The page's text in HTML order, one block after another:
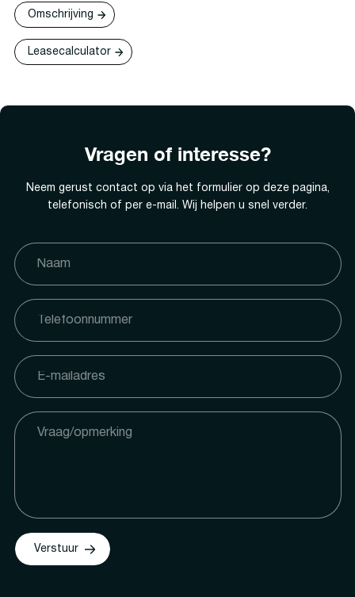
Omschrijving
Leasecalculator
Vragen of interesse?
Neem gerust contact op via het formulier op deze pagina,
telefonisch of per e-mail. Wij helpen u snel verder.
Verstuur